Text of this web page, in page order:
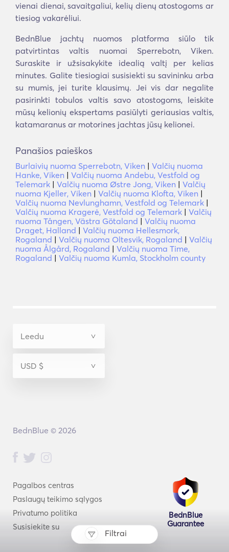
Filtrai
vienai dienai, savaitgaliui, kelių dienų atostogoms ar
tiesiog vakarėliui.
BednBlue jachtų nuomos platforma siūlo tik
patvirtintas valtis nuomai Sperrebotn, Viken.
Suraskite ir užsisakykite idealią valtį per kelias
minutes. Galite tiesiogiai susisiekti su savininku arba
su mumis, jei turite klausimų. Jei vis dar negalite
pasirinkti tobulos valtis savo atostogoms, leiskite
mūsų kelionių ekspertams pasiūlyti geriausias valtis,
katamaranus ar motorines jachtas jūsų kelionei.
Panašios paieškos
Burlaivių nuoma Sperrebotn, Viken | Valčių nuoma
Hanke, Viken | Valčių nuoma Andebu, Vestfold og
Telemark | Valčių nuoma Østre Jong, Viken | Valčių
nuoma Kjeller, Viken | Valčių nuoma Klofta, Viken |
Valčių nuoma Nevlunghamn, Vestfold og Telemark |
Valčių nuoma Kragerė, Vestfold og Telemark | Valčių
nuoma Tången, Västra Götaland | Valčių nuoma
Draget, Halland | Valčių nuoma Hellesmork,
Rogaland | Valčių nuoma Oltesvik, Rogaland | Valčių
nuoma Ålgård, Rogaland | Valčių nuoma Time,
Rogaland | Valčių nuoma Kumla, Stockholm county
Pagalbos centras
Paslaugų teikimo sąlygos
Privatumo politika
Susisiekite su
BednBlue
Guarantee
BednBlue © 2026